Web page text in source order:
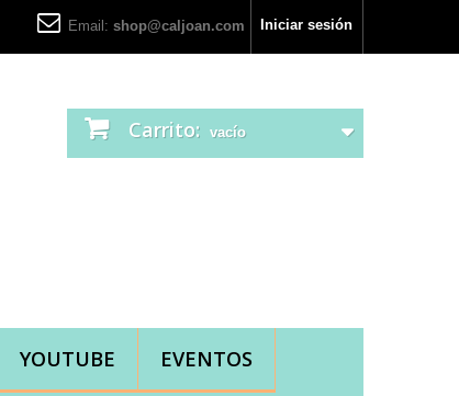
Iniciar sesión
Email: shop@caljoan.com
Carrito: vacío
YOUTUBE EVENTOS